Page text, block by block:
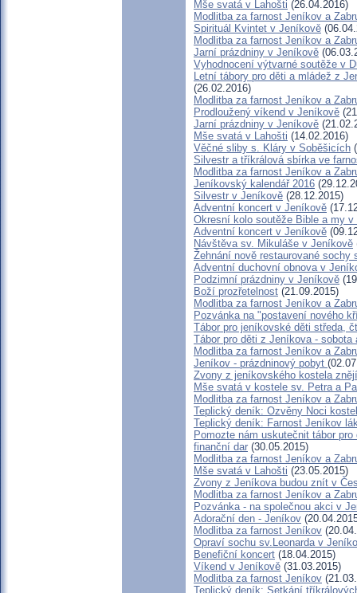
Mše svatá v Lahošti (26.04.2016)
Modlitba za farnost Jeníkov a
Spirituál Kvintet v Jeníkově
Modlitba za farnost Jeníkov a
Jarní prázdniny v Jeníkově
Vyhodnocení výtvarné soutěže v
Letní tábory pro děti a mládež z
(26.02.2016)
Modlitba za farnost Jeníkov a
Prodloužený víkend v Jeníkově
Jarní prázdniny v Jeníkově
Mše svatá v Lahošti (14.02.2016)
Věčné sliby s. Kláry v Soběšicích
Silvestr a tříkrálová sbírka ve
Modlitba za farnost Jeníkov a
Jeníkovský kalendář 2016
Silvestr v Jeníkově (28.12.2015)
Adventní koncert v Jeníkově
Okresní kolo soutěže Bible a my v
Adventní koncert v Jeníkově
Návštěva sv. Mikuláše v Jeníkově
Žehnání nově restaurované sochy
Adventní duchovní obnova v
Podzimní prázdniny v Jeníkově
Boží prozřetelnost (21.09.2015)
Modlitba za farnost Jeníkov a
Pozvánka na "postavení nového
Tábor pro jeníkovské děti středa,
Tábor pro děti z Jeníkova - sobota
Modlitba za farnost Jeníkov a
Jeníkov - prázdninový pobyt
Zvony z jeníkovského kostela
Mše svatá v kostele sv. Petra a
Modlitba za farnost Jeníkov a
Teplický deník: Ozvěny Noci
Teplický deník: Farnost Jeníkov
Pomozte nám uskutečnit tábor
finanční dar (30.05.2015)
Modlitba za farnost Jeníkov a
Mše svatá v Lahošti (23.05.2015)
Zvony z Jeníkova budou znít v
Modlitba za farnost Jeníkov a
Pozvánka - na společnou akci v
Adorační den - Jeníkov
Modlitba za farnost Jeníkov
Opraví sochu sv.Leonarda v
Benefiční koncert (18.04.2015)
Víkend v Jeníkově (31.03.2015)
Modlitba za farnost Jeníkov
Teplický deník: Setkání